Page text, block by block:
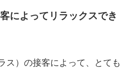
によってリラックスでき
ス）の接客によって、とても